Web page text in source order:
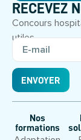
RECEVEZ
Concours
utiles.
ENVOYER
Nos
formations